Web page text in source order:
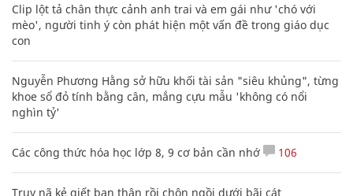
Clip lột tả chân thực cảnh anh trai và em gái như 'chó với
mèo', người tinh ý còn phát hiện một vấn đề trong giáo dục
con
Nguyễn Phương Hằng sở hữu khối tài sản "siêu khủng", từng
khoe sổ đỏ tính bằng cân, mắng cựu mẫu 'không có nổi
nghìn tỷ'
Các công thức hóa học lớp 8, 9 cơ bản cần nhớ 106
Truy nã kẻ giết bạn thân rồi chôn ngồi dưới bãi cát